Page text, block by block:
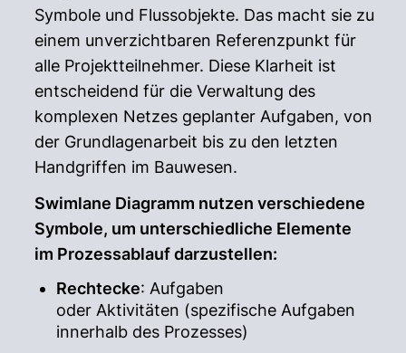
Symbole und Flussobjekte. Das macht sie zu
einem unverzichtbaren Referenzpunkt für
alle Projektteilnehmer. Diese Klarheit ist
entscheidend für die Verwaltung des
komplexen Netzes geplanter Aufgaben, von
der Grundlagenarbeit bis zu den letzten
Handgriffen im Bauwesen.
Swimlane Diagramm nutzen verschiedene
Symbole, um unterschiedliche Elemente
im Prozessablauf darzustellen:
Rechtecke: Aufgaben
oder Aktivitäten (spezifische Aufgaben
innerhalb des Prozesses)